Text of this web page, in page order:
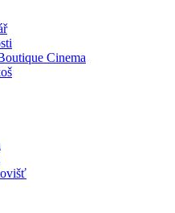
Cinema